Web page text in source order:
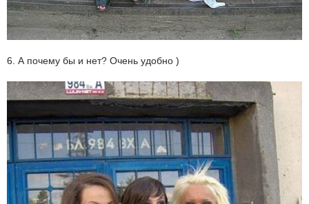
6. А почему бы и нет? Очень удобно )